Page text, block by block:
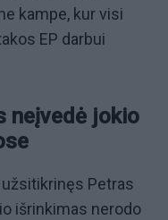
kampe, kur visi
EP darbui
neįvedė jokio
Petras
išrinkimas nerodo